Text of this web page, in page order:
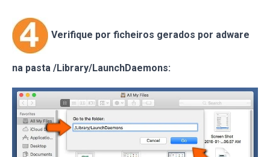
Verifique por ficheiros gerados por adware
na pasta /Library/LaunchDaemons: